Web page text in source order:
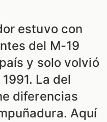
estuvo con
del M-19
y solo volvió
La del
diferencias
Aquí